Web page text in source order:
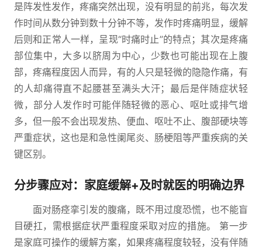
是阵发性发作，疼痛突然出现，没有明显的前兆，每次发
作时间从数分钟到数十分钟不等，发作时疼痛明显，缓解
后则和正常人一样，呈现“时痛时止”的特点；其次是疼痛
部位集中，大多以脐周为中心，少数也可能出现在上腹
部，疼痛程度因人而异，有的人只是轻微的隐隐作痛，有
的人却痛得直不起腰甚至满头大汗；最后是伴随症状轻
微，部分人发作时可能伴随轻微的恶心、呕吐或排气增
多，但一般不会出现发热、便血、呕吐不止、腹部硬块等
严重症状，这也是和急性阑尾炎、肠梗阻等严重疾病的关
键区别。
分步骤应对：家庭缓解+及时就医的明确边界
面对肠痉挛引发的腹痛，既不用过度恐慌，也不能盲
目硬扛，需根据症状严重程度采取对应的措施。 第一步
是家庭可操作的缓解方案，如果疼痛程度较轻，没有伴随